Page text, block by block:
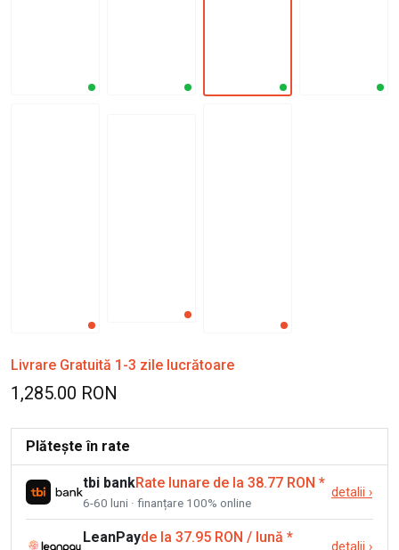
Livrare Gratuită 1-3 zile lucrătoare
1,285.00 RON
Plătește în rate
tbi bankRate lunare de la 38.77 RON *
6-60 luni · finanțare 100% online
detalii ›
LeanPayde la 37.95 RON / lună *